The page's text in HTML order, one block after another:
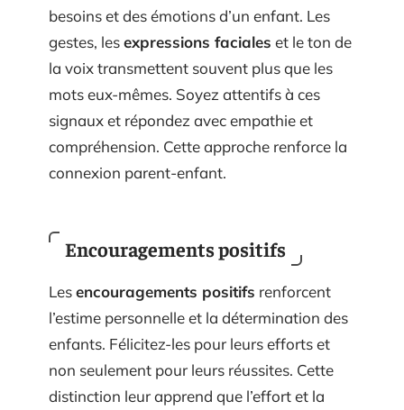
besoins et des émotions d’un enfant. Les
gestes, lesexpressions faciales et le ton de
la voix transmettent souvent plus que les
mots eux-mêmes. Soyez attentifs à ces
signaux et répondez avec empathie et
compréhension. Cette approche renforce la
connexion parent-enfant.
Encouragements positifs
Lesencouragements positifs renforcent
l’estime personnelle et la détermination des
enfants. Félicitez-les pour leurs efforts et
non seulement pour leurs réussites. Cette
distinction leur apprend que l’effort et la